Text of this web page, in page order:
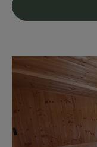
Ferienhaus
Am Betrieb
Garten/